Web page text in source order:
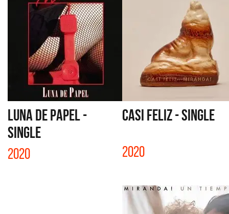
LUNA DE PAPEL -
SINGLE
2020
CASI FELIZ - SINGLE
2020